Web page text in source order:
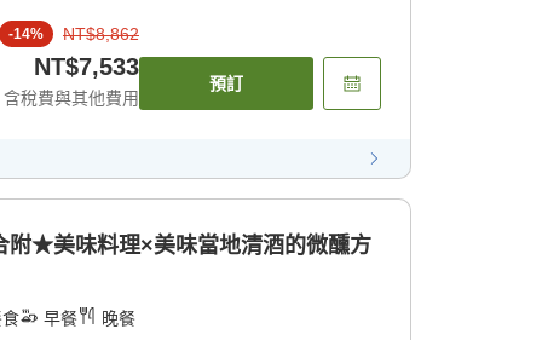
-14% NT$8,862
NT$7,533
含稅費與其他費用
預訂
附★美味料理×美味當地清酒的微醺方
早餐 晚餐